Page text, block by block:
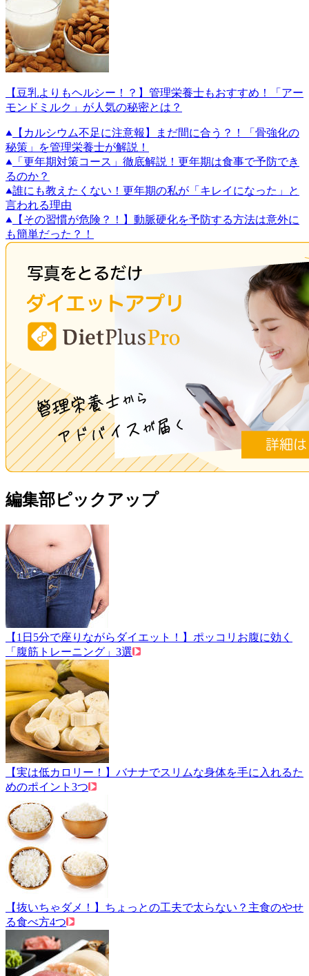
【豆乳よりもヘルシー！？】管理栄養士もおすすめ！「アー
モンドミルク」が人気の秘密とは？
【カルシウム不足に注意報】まだ間に合う？！「骨強化の
秘策」を管理栄養士が解説！
「更年期対策コース」徹底解説！更年期は食事で予防でき
るのか？
誰にも教えたくない！更年期の私が「キレイになった」と
言われる理由
【その習慣が危険？！】動脈硬化を予防する方法は意外に
も簡単だった？！
編集部ピックアップ
【1日5分で座りながらダイエット！】ポッコリお腹に効く
「腹筋トレーニング」3選
【実は低カロリー！】バナナでスリムな身体を手に入れるた
めのポイント3つ
【抜いちゃダメ！】ちょっとの工夫で太らない？主食のやせ
る食べ方4つ